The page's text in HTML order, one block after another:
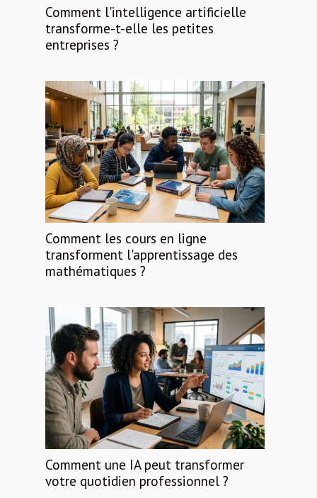
Comment l'intelligence artificielle
transforme-t-elle les petites
entreprises ?
Comment les cours en ligne
transforment l'apprentissage des
mathématiques ?
Comment une IA peut transformer
votre quotidien professionnel ?